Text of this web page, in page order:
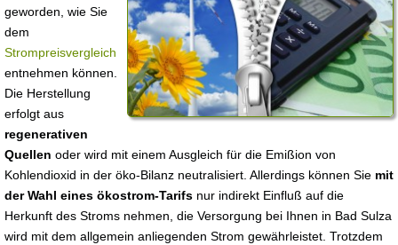
geworden, wie Sie
dem
Strompreisvergleich
entnehmen können.
Die Herstellung
erfolgt aus
regenerativen
Quellen oder wird mit einem Ausgleich für die Emißion von
Kohlendioxid in der öko-Bilanz neutralisiert. Allerdings können Sie mit
der Wahl eines ökostrom-Tarifs nur indirekt Einfluß auf die
Herkunft des Stroms nehmen, die Versorgung bei Ihnen in Bad Sulza
wird mit dem allgemein anliegenden Strom gewährleistet. Trotzdem